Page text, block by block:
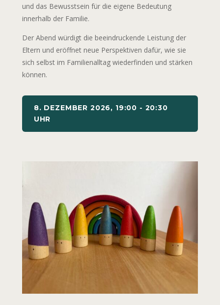
und das Bewusstsein für die eigene Bedeutung
innerhalb der Familie.
Der Abend würdigt die beeindruckende Leistung der
Eltern und eröffnet neue Perspektiven dafür, wie sie
sich selbst im Familienalltag wiederfinden und stärken
können.
8. DEZEMBER 2026, 19:00 - 20:30
UHR